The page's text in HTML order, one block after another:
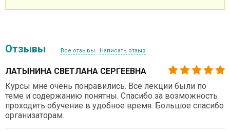
Отзывы Все отзывы Написать отзыв
ЛАТЫНИНА СВЕТЛАНА СЕРГЕЕВНА
Курсы мне очень понравились. Все лекции были по
теме и содержанию понятны. Спасибо за возможность
проходить обучение в удобное время. Большое спасибо
организаторам.